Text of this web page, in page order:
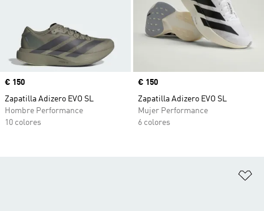
Precio
€ 150
Zapatilla Adizero EVO SL
Hombre Performance
10 colores
Precio
€ 150
Zapatilla Adizero EVO SL
Mujer Performance
6 colores